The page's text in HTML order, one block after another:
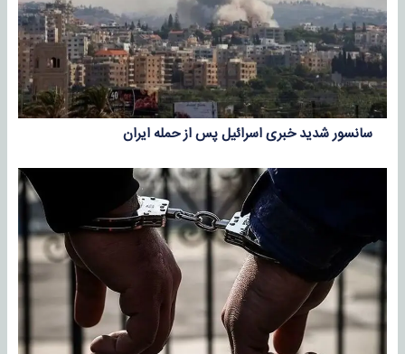
سانسور شدید خبری اسرائیل پس از حمله ایران